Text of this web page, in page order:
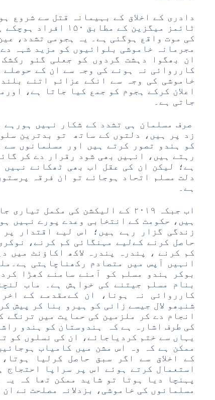
دادری کے اخلاق کے بہیمانہ قتل سے شروع
ٹائمز میگزین کے
کی موت واقع ہوگئی ہے۔ یہ ہجومی تشدد،
مجرمانہ خاموشی بلوائیوں کو مزید شہہ
ان بھگوا دہشت گردوں کو جعلی گئو
کارروائی نہ ہونے کی وجہ سے ان کے
خاموشی کی وجہ سے انکے عزائم اتنے
اعلان کرکے ہجوم کو جمع کیا جاتا ہے،
جاتی ہے۔
صرف مسلمان ہی تشدد کے شکار نہیں
زد پر ہیں، دلتوں کے ساتھ تو بدترین
کو ہندو تصور کرتے ہیں اور مسلمانوں
رہتے ہیں، انہیں بھی شود رقرار دے کر
ہے؛ لیکن ان کی عقل اب بھی ٹھکانے نہیں
دلت مسلم اتحاد ہوجائے تو ان فرقہ
ہے۔
اب جبکہ ۲۰۱۹ کے الیکشن کی مکمل
ہیں، حکومت کے انتخابی وعدے پورے نہیں
زندگی گزار رہے ہیں؛ اس لیے اقتدار پر
حاصل کرنے کےلیے مہنگائی کم کرنے،
کم کرنے ، پندرہ پندرہ لاکھ اکاؤنٹ میں
انہیں آپس میں متصادم رکھناچاہتی
بوکر ہندو مسلم کو آمنے سامنے کھڑا
بنام مسلم جیتنے کی خواہش ہے۔ ماب
کارروائی نہ ہونا، ان کےمقدمے کے
شنبھو لال جیسے زانی کو ہیرو بنا کر پیش
انجام دے کر ملزمین کی حمایت میں ترنگے
کی طرف اشارہ ہے کہ ہندوستان کو ہندو
یہاں سے ختم کردیاجائے، ان کی نسلوں کو
ممکن ہے کہ وہ اس مشن میں کامیاب
کے اخلاق سے اگر سبق حاصل کرلیا
استعمال کرتے ہوئے اس پر سراپا احتجاج
پہنچا دیا ہوتا تو شاید ممکن تھا کہ
مسلمانوں کی خاموشی، بزدلانہ مصلحت نے